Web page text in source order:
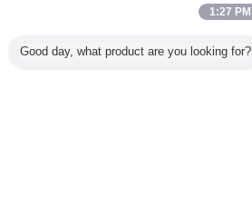
1:27 PM
Good day, what product are you looking for?